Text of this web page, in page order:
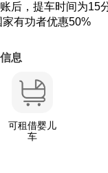
后，提车时间为15
有功者优惠50%
息
可租借婴儿
车